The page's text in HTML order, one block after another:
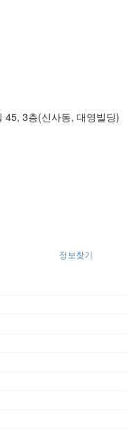
45, 3층(신사동, 대영빌딩)
정보찾기